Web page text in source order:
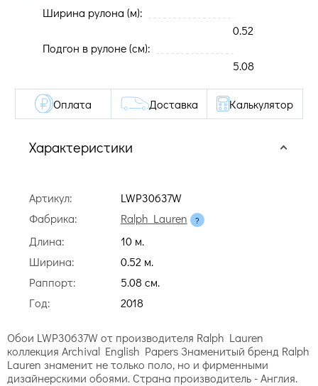
Ширина рулона (м):
0.52
Подгон в рулоне (cм):
5.08
Характеристики
Артикул:
LWP30637W
Фабрика:
Ralph Lauren
Длина:
10 м.
Ширина:
0.52 м.
Раппорт:
5.08 cм.
Год:
2018
Оплата Доставка Калькулятор
Обои LWP30637W от производителя Ralph Lauren
коллекция Archival English Papers Знаменитый бренд Ralph
Lauren знаменит не только поло, но и фирменными
дизайнерскими обоями. Страна производитель - Англия.